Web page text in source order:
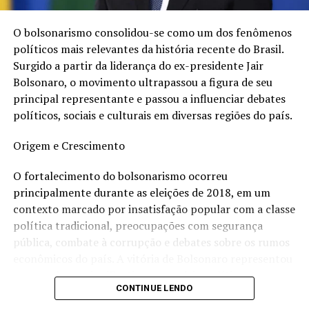
Além disso, o partido enfrenta o desafio de dialogar com
novas gerações de eleitores, que possuem demandas e
visões políticas diferentes das que marcaram a fundação
da sigla.
Críticas e Desgaste
O PT também carrega o impacto de crises políticas e
escândalos de corrupção que atingiram o partido ao
argumentem que houve excessos em determinadas
investigações e decisões judiciais, os episódios
contribuíram para o desgaste da imagem da legenda
junto a parte do eleitorado.
nos últimos anos também alterou o equilíbrio político
nacional, reduzindo a hegemonia que o partido exerceu
O bolsonarismo consolidou-se como um dos fenômenos
políticos mais relevantes da história recente do Brasil.
Surgido a partir da liderança do ex-presidente Jair
Bolsonaro, o movimento ultrapassou a figura de seu
principal representante e passou a influenciar debates
políticos, sociais e culturais em diversas regiões do país.
Origem e Crescimento
O fortalecimento do bolsonarismo ocorreu
principalmente durante as eleições de 2018, em um
contexto marcado por insatisfação popular com a classe
política tradicional, preocupações com segurança
pública, combate à corrupção e debates sobre os rumos
uma mudança significativa no cenário político
brasileiro, impulsionando pautas conservadoras e
CONTINUE LENDO